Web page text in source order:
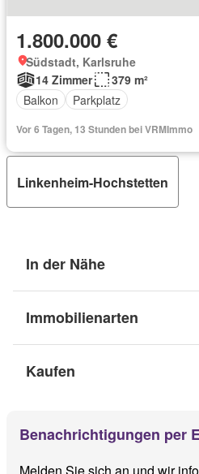
1.800.000 €
Südstadt, Karlsruhe
14 Zimmer
379 m²
Balkon
Parkplatz
Vor 6 Tagen, 13 Stunden bei VRMImmo
Linkenheim-Hochstetten
In der Nähe
Immobilienarten
Kaufen
Benachrichtigungen per